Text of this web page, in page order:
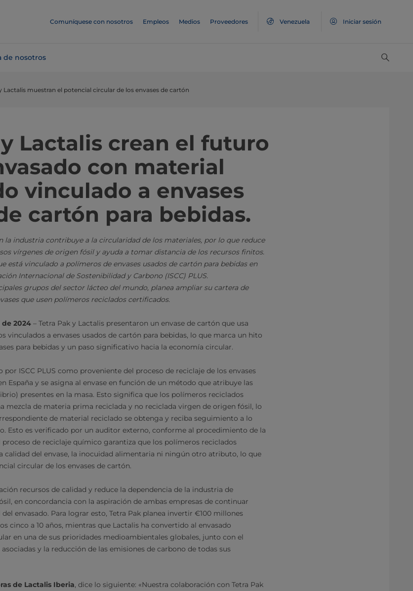
Comuníquese con nosotros Empleos Medios Proveedores Venezuela Iniciar sesión
de nosotros
Lactalis muestran el potencial circular de los envases de cartón
Lactalis crean el futuro
con material
vinculado a envases
cartón para bebidas.
la industria contribuye a la circularidad de los materiales, por lo que reduce
vírgenes de origen fósil y ayuda a tomar distancia de los recursos finitos.
está vinculado a polímeros de envases usados de cartón para bebidas en
Internacional de Sostenibilidad y Carbono (ISCC) PLUS.
grupos del sector lácteo del mundo, planea ampliar su cartera de
que usen polímeros reciclados certificados.
de 2024 – Tetra Pak y Lactalis presentaron un envase de cartón que usa
vinculados a envases usados de cartón para bebidas, lo que marca un hito
para bebidas y un paso significativo hacia la economía circular.
ISCC PLUS como proveniente del proceso de reciclaje de los envases
España y se asigna al envase en función de un método que atribuye las
presentes en la masa. Esto significa que los polímeros reciclados
mezcla de materia prima reciclada y no reciclada virgen de origen fósil, lo
de material reciclado se obtenga y reciba seguimiento a lo
Esto es verificado por un auditor externo, conforme al procedimiento de la
proceso de reciclaje químico garantiza que los polímeros reciclados
del envase, la inocuidad alimentaria ni ningún otro atributo, lo que
circular de los envases de cartón.
recursos de calidad y reduce la dependencia de la industria de
en concordancia con la aspiración de ambas empresas de continuar
envasado. Para lograr esto, Tetra Pak planea invertir €100 millones
cinco a 10 años, mientras que Lactalis ha convertido al envasado
en una de sus prioridades medioambientales globales, junto con el
y la reducción de las emisiones de carbono de todas sus
de Lactalis Iberia, dice lo siguiente: «Nuestra colaboración con Tetra Pak